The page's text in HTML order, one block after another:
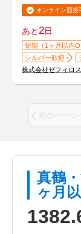
オンライン面接
あと2日
短期（1ヶ月以内
シルバー歓迎
株式会社ゼフィロ
前のページ
真鶴
ヶ月